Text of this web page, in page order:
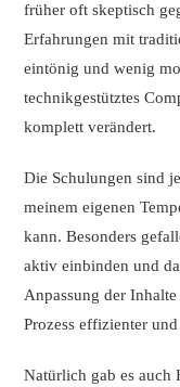
früher oft skeptisch
Erfahrungen mit
eintönig und wenig
technikgestütztes
komplett verändert.
Die Schulungen sind
meinem eigenen
kann. Besonders
aktiv einbinden und
Anpassung der
Prozess effizienter
Natürlich gab es auch